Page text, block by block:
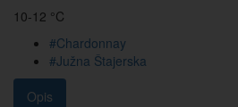
10-12 °C
#Chardonnay
#Južna Štajerska
Opis